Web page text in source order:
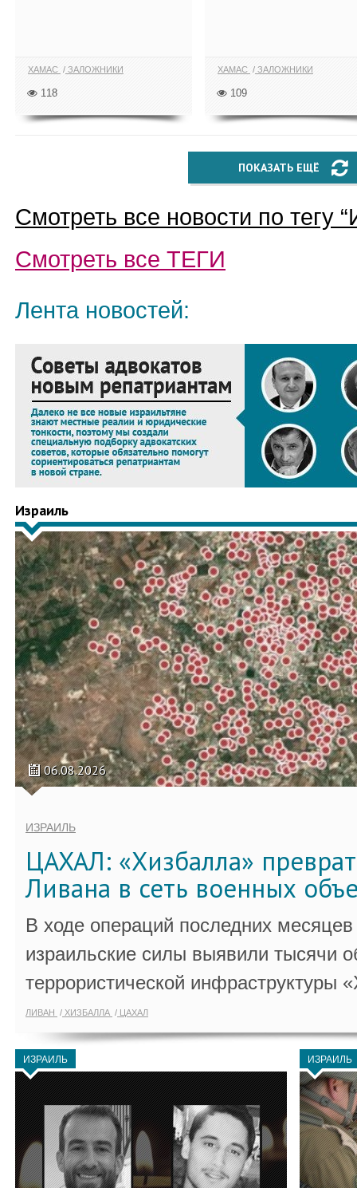
ХАМАС ЗАЛОЖНИКИ
118
ХАМАС ЗАЛОЖНИКИ
109
ПОКАЗАТЬ ЕЩЁ
Смотреть все новости по тегу “
Смотреть все ТЕГИ
Лента новостей:
Израиль
06.08.2026
ИЗРАИЛЬ
ЦАХАЛ: «Хизбалла»
Ливана в сеть военных
В ходе операций последних
израильские силы выявили тысячи
террористической инфраструктуры
ЛИВАН ХИЗБАЛЛА ЦАХАЛ
ИЗРАИЛЬ ИЗРАИЛЬ